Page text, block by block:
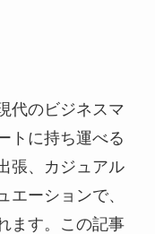
代のビジネスマ
トに持ち運べる
張、カジュアル
エーションで、
ます。この記事